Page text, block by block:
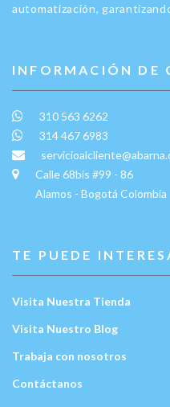
automatización,
INFORMACIÓN DE
310 563 6262
314 467 6983
Calle 68bis #99 - 86
Alamos - Bogotá Colombia
TE PUEDE
Visita Nuestra Tienda
Visita Nuestro Blog
Trabaja con nosotros
Contáctanos